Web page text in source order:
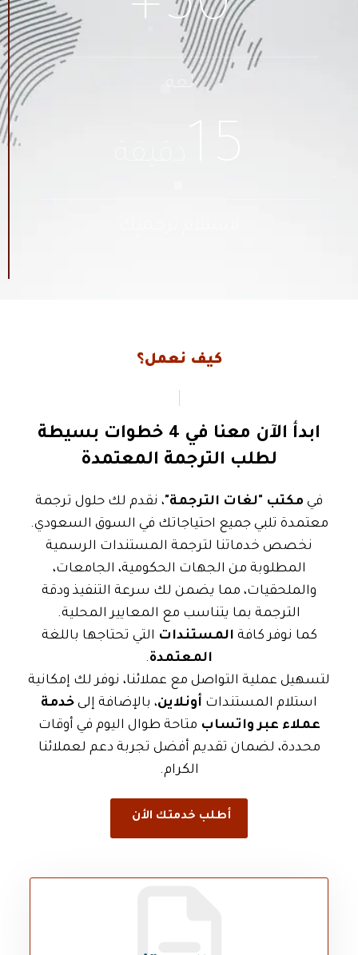
لغة
كيف نعمل؟
ابدأ الآن معنا في 4 خطوات بسيطة
لطلب الترجمة المعتمدة
في مكتب "لغات الترجمة"، نقدم لك حلول ترجمة
معتمدة تلبي جميع احتياجاتك في السوق السعودي.
نخصص خدماتنا لترجمة المستندات الرسمية
المطلوبة من الجهات الحكومية، الجامعات،
والملحقيات، مما يضمن لك سرعة التنفيذ ودقة
الترجمة بما يتناسب مع المعايير المحلية.
كما نوفر كافة المستندات التي تحتاجها باللغة
المعتمدة.
لتسهيل عملية التواصل مع عملائنا، نوفر لك إمكانية
استلام المستندات أونلاين، بالإضافة إلى خدمة
عملاء عبر واتساب متاحة طوال اليوم في أوقات
محددة، لضمان تقديم أفضل تجربة دعم لعملائنا
الكرام.
أطلب خدمتك الأن